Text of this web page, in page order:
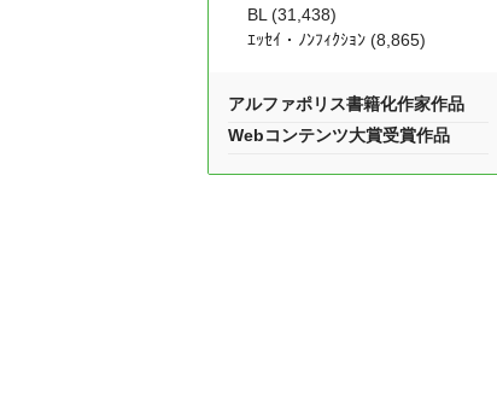
BL (31,438)
ｴｯｾｲ・ﾉﾝﾌｨｸｼｮﾝ (8,865)
アルファポリス書籍化作家作品
Webコンテンツ大賞受賞作品